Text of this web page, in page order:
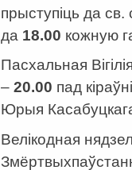
прыступіць да св.
да 18.00 кожную
Пасхальная
–20.00 пад
Юрыя
Велікодная